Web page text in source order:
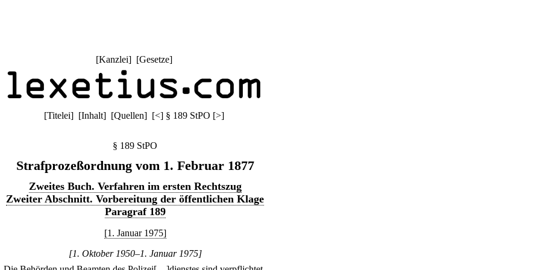
[Kanzlei] [Gesetze]
[Titelei] [Inhalt] [Quellen] [<] § 189 StPO [>]
§ 189 StPO
Strafprozeßordnung vom 1. Februar 1877
Zweites Buch. Verfahren im ersten Rechtszug
Zweiter Abschnitt. Vorbereitung der öffentlichen Klage
Paragraf 189
[1. Januar 1975]
[1. Oktober 1950–1. Januar 1975]